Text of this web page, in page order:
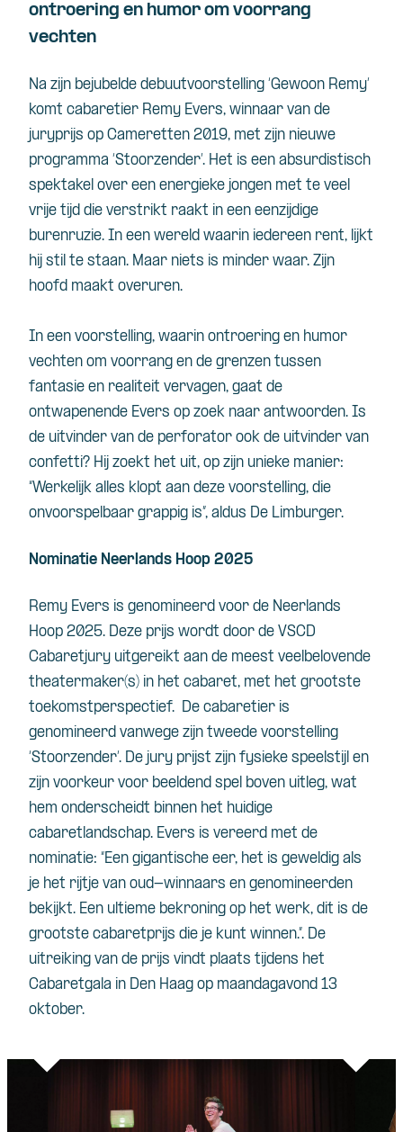
ontroering en humor om voorrang
vechten
Na zijn bejubelde debuutvoorstelling ‘Gewoon Remy’
komt cabaretier Remy Evers, winnaar van de
juryprijs op Cameretten 2019, met zijn nieuwe
programma ‘Stoorzender’. Het is een absurdistisch
spektakel over een energieke jongen met te veel
vrije tijd die verstrikt raakt in een eenzijdige
burenruzie. In een wereld waarin iedereen rent, lijkt
hij stil te staan. Maar niets is minder waar. Zijn
hoofd maakt overuren.
In een voorstelling, waarin ontroering en humor
vechten om voorrang en de grenzen tussen
fantasie en realiteit vervagen, gaat de
ontwapenende Evers op zoek naar antwoorden. Is
de uitvinder van de perforator ook de uitvinder van
confetti? Hij zoekt het uit, op zijn unieke manier:
“Werkelijk alles klopt aan deze voorstelling, die
onvoorspelbaar grappig is”, aldus De Limburger.
Nominatie Neerlands Hoop 2025
Remy Evers is genomineerd voor de Neerlands
Hoop 2025. Deze prijs wordt door de VSCD
Cabaretjury uitgereikt aan de meest veelbelovende
theatermaker(s) in het cabaret, met het grootste
toekomstperspectief. De cabaretier is
genomineerd vanwege zijn tweede voorstelling
‘Stoorzender’. De jury prijst zijn fysieke speelstijl en
zijn voorkeur voor beeldend spel boven uitleg, wat
hem onderscheidt binnen het huidige
cabaretlandschap. Evers is vereerd met de
nominatie: “Een gigantische eer, het is geweldig als
je het rijtje van oud-winnaars en genomineerden
bekijkt. Een ultieme bekroning op het werk, dit is de
grootste cabaretprijs die je kunt winnen.”. De
uitreiking van de prijs vindt plaats tijdens het
Cabaretgala in Den Haag op maandagavond 13
oktober.